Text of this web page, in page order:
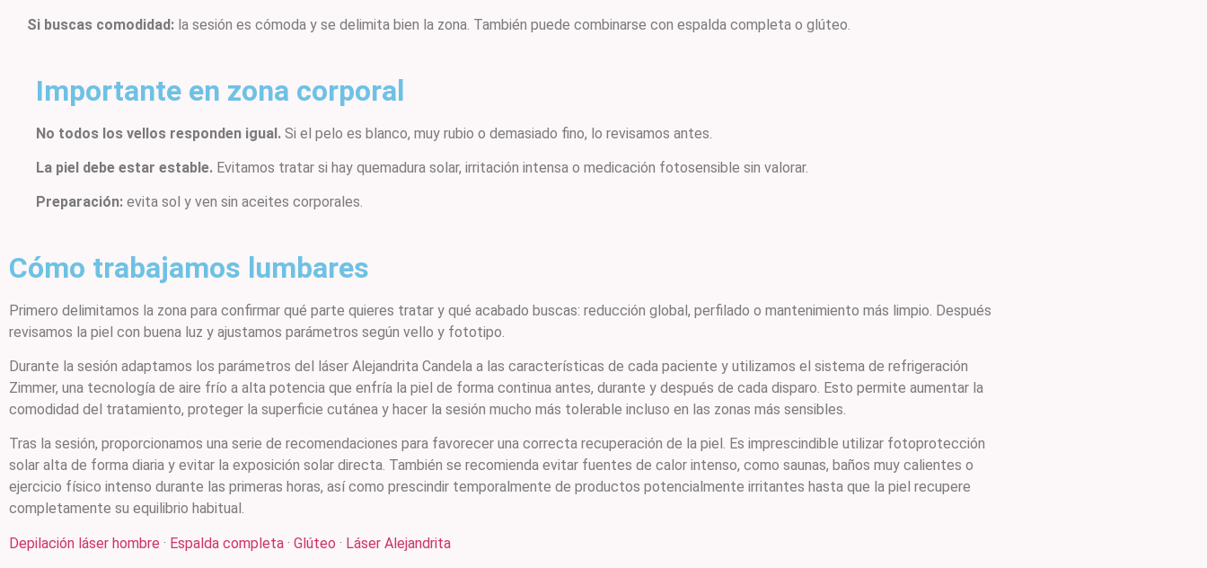
Si buscas comodidad: la sesión es cómoda y se delimita bien la zona. También puede combinarse con espalda completa o glúteo.
Importante en zona corporal
No todos los vellos responden igual. Si el pelo es blanco, muy rubio o demasiado fino, lo revisamos antes.
La piel debe estar estable. Evitamos tratar si hay quemadura solar, irritación intensa o medicación fotosensible sin valorar.
Preparación: evita sol y ven sin aceites corporales.
Cómo trabajamos lumbares
Primero delimitamos la zona para confirmar qué parte quieres tratar y qué acabado buscas: reducción global, perfilado o mantenimiento más limpio. Después
revisamos la piel con buena luz y ajustamos parámetros según vello y fototipo.
Durante la sesión adaptamos los parámetros del láser Alejandrita Candela a las características de cada paciente y utilizamos el sistema de refrigeración
Zimmer, una tecnología de aire frío a alta potencia que enfría la piel de forma continua antes, durante y después de cada disparo. Esto permite aumentar la
comodidad del tratamiento, proteger la superficie cutánea y hacer la sesión mucho más tolerable incluso en las zonas más sensibles.
Tras la sesión, proporcionamos una serie de recomendaciones para favorecer una correcta recuperación de la piel. Es imprescindible utilizar fotoprotección
solar alta de forma diaria y evitar la exposición solar directa. También se recomienda evitar fuentes de calor intenso, como saunas, baños muy calientes o
ejercicio físico intenso durante las primeras horas, así como prescindir temporalmente de productos potencialmente irritantes hasta que la piel recupere
completamente su equilibrio habitual.
Depilación láser hombre · Espalda completa · Glúteo · Láser Alejandrita